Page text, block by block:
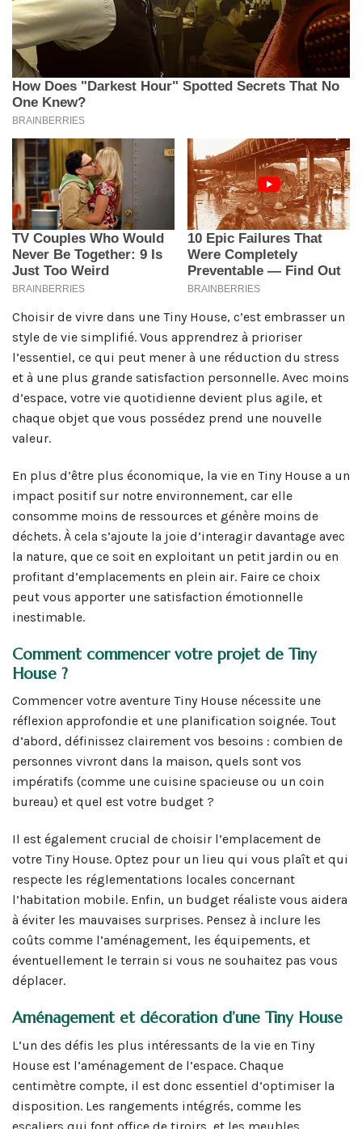
Choisir de vivre dans une Tiny House, c’est embrasser un
style de vie simplifié. Vous apprendrez à prioriser
l’essentiel, ce qui peut mener à une réduction du stress
et à une plus grande satisfaction personnelle. Avec moins
d’espace, votre vie quotidienne devient plus agile, et
chaque objet que vous possédez prend une nouvelle
valeur.
En plus d’être plus économique, la vie en Tiny House a un
impact positif sur notre environnement, car elle
consomme moins de ressources et génère moins de
déchets. À cela s’ajoute la joie d’interagir davantage avec
la nature, que ce soit en exploitant un petit jardin ou en
profitant d’emplacements en plein air. Faire ce choix
peut vous apporter une satisfaction émotionnelle
inestimable.
Comment commencer votre projet de Tiny
House ?
Commencer votre aventure Tiny House nécessite une
réflexion approfondie et une planification soignée. Tout
d’abord, définissez clairement vos besoins : combien de
personnes vivront dans la maison, quels sont vos
impératifs (comme une cuisine spacieuse ou un coin
bureau) et quel est votre budget ?
Il est également crucial de choisir l’emplacement de
votre Tiny House. Optez pour un lieu qui vous plaît et qui
respecte les réglementations locales concernant
l’habitation mobile. Enfin, un budget réaliste vous aidera
à éviter les mauvaises surprises. Pensez à inclure les
coûts comme l’aménagement, les équipements, et
éventuellement le terrain si vous ne souhaitez pas vous
déplacer.
Aménagement et décoration d’une Tiny House
L’un des défis les plus intéressants de la vie en Tiny
House est l’aménagement de l’espace. Chaque
centimètre compte, il est donc essentiel d’optimiser la
disposition. Les rangements intégrés, comme les
escaliers qui font office de tiroirs, et les meubles